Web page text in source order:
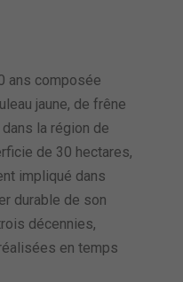
ans composée
jaune, de frêne
la région de
de 30 hectares,
impliqué dans
durable de son
décennies,
en temps